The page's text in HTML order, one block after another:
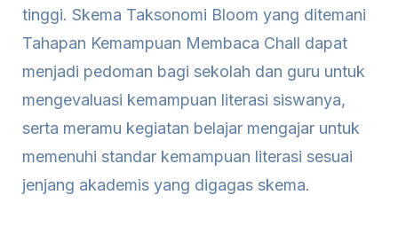
tinggi. Skema Taksonomi Bloom yang ditemani
Tahapan Kemampuan Membaca Chall dapat
menjadi pedoman bagi sekolah dan guru untuk
mengevaluasi kemampuan literasi siswanya,
serta meramu kegiatan belajar mengajar untuk
memenuhi standar kemampuan literasi sesuai
jenjang akademis yang digagas skema.